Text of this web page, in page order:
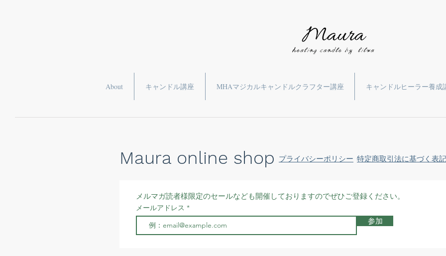
About キャンドル講座 MHAマジカルキャンドルクラフター講座 キャンドルヒーラー養成
Maura online shop プライバシーポリシー 特定商取引法に基づく表記
メルマガ読者様限定のセールなども開催しておりますのでぜひご登録ください。
メールアドレス
参加